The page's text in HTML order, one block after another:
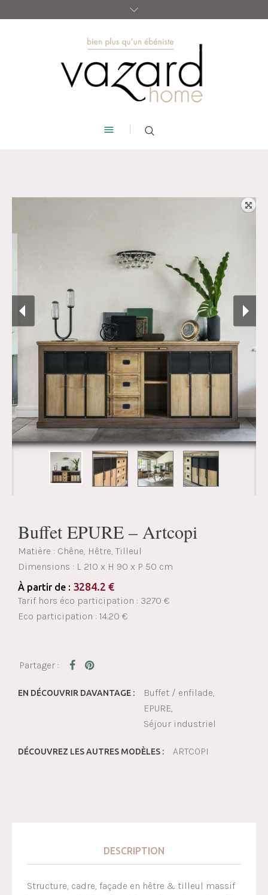
Buffet EPURE – Artcopi
Matière : Chêne, Hêtre, Tilleul
Dimensions : L 210 x H 90 x P 50 cm
À partir de : 3284.2 €
Tarif hors éco participation : 3270 €
Eco participation : 14.20 €
EN DÉCOUVRIR DAVANTAGE :
Buffet / enfilade
EPURE
Séjour industriel
DÉCOUVREZ LES AUTRES MODÈLES : ARTCOPI
DESCRIPTION
Structure, cadre, façade en hêtre & tilleul massif